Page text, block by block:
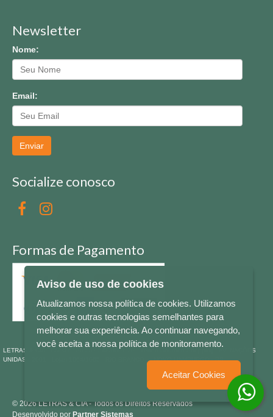
Newsletter
Nome:
Email:
Enviar
Socialize conosco
Formas de Pagamento
LETRAS & CIA - CNPJ n° 88.587.548/0001-20 - Térreo Bourbon Shopping - AV. NAÇÕES
UNIDAS , 2001 - Lojas 1064/1065 - RIO BRANCO - - NOVO HAMBURGO - RS
© 2026 LETRAS & CIA - Todos os Direitos Reservados
Desenvolvido por Partner Sistemas
Aviso de uso de cookies
Atualizamos nossa política de cookies. Utilizamos
cookies e outras tecnologias semelhantes para
melhorar sua experiência. Ao continuar navegando,
você aceita a nossa política de monitoramento.
Aceitar Cookies